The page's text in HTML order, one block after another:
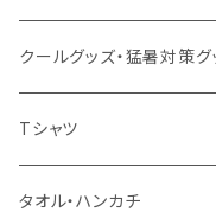
クールグッズ・猛暑対策グ
扇風機
うちわ
Tシャツ
カスタムプリントTシャツ（
タオル・ハンカチ